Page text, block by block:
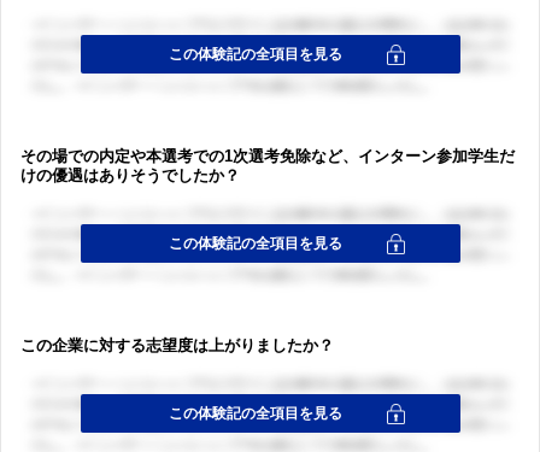
その場での内定や本選考での1次選考免除など、インターン参加学生だ
けの優遇はありそうでしたか？
この企業に対する志望度は上がりましたか？
ログイン・会員登録